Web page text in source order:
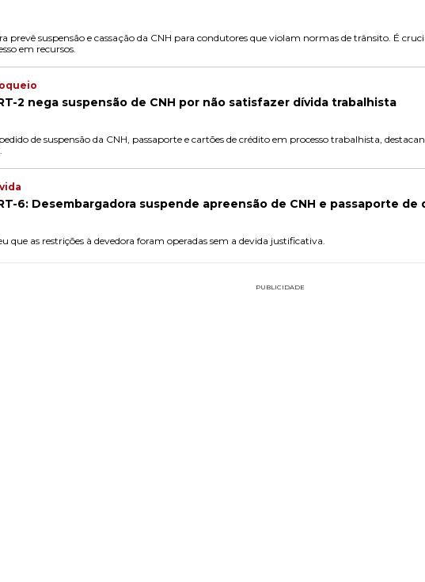
prevê suspensão e cassação da CNH para condutores que violam normas de trânsito. É
em recursos.
2 nega suspensão de CNH por não satisfazer dívida trabalhista
de suspensão da CNH, passaporte e cartões de crédito em processo trabalhista,
6: Desembargadora suspende apreensão de CNH e passaporte de
que as restrições à devedora foram operadas sem a devida justificativa.
PUBLICIDADE